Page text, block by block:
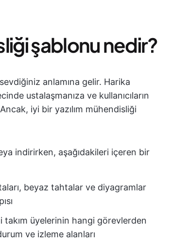
şablonu nedir?
anlamına gelir. Harika
ustalaşmanıza ve kullanıcıların
iyi bir yazılım mühendisliği
indirirken, aşağıdakileri içeren bir
beyaz tahtalar ve diyagramlar
üyelerinin hangi görevlerden
ve izleme alanları